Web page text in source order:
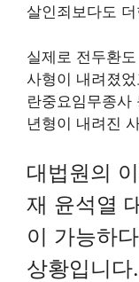
살인죄보다도
실제로 전두환
사형이 내려졌
란중요임무종사
년형이 내려진
대법원의
재 윤석열
이 가능하
상황입니다.